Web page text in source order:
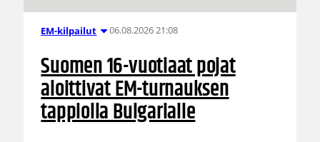
EM-kilpailut 06.08.2026 21:08
Suomen 16-vuotiaat pojat
aloittivat EM-turnauksen
tappiolla Bulgarialle